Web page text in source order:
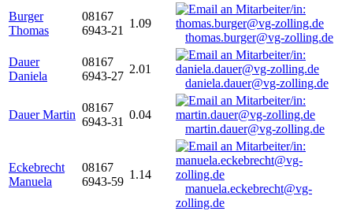
Burger
Thomas
08167
6943-21
1.09
thomas.burger@vg-zolling.de
Dauer
Daniela
08167
6943-27
2.01
daniela.dauer@vg-zolling.de
Dauer Martin
08167
6943-31
0.04
martin.dauer@vg-zolling.de
Eckebrecht
Manuela
08167
6943-59
1.14
manuela.eckebrecht@vg-
zolling.de